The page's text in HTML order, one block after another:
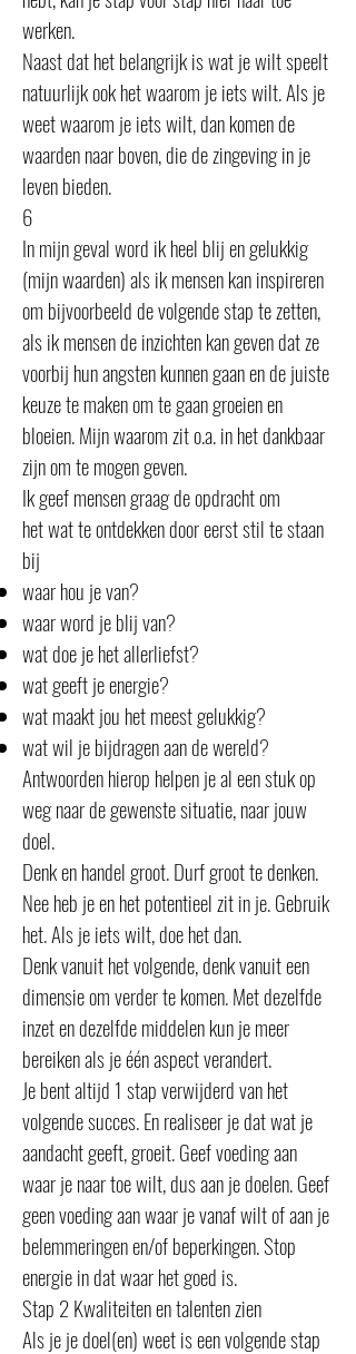
werken.
Naast dat het belangrijk is wat je wilt speelt
natuurlijk ook het waarom je iets wilt. Als je
weet waarom je iets wilt, dan komen de
waarden naar boven, die de zingeving in je
leven bieden.
6
In mijn geval word ik heel blij en gelukkig
(mijn waarden) als ik mensen kan inspireren
om bijvoorbeeld de volgende stap te zetten,
als ik mensen de inzichten kan geven dat ze
voorbij hun angsten kunnen gaan en de juiste
keuze te maken om te gaan groeien en
bloeien. Mijn waarom zit o.a. in het dankbaar
zijn om te mogen geven.
Ik geef mensen graag de opdracht om
het wat te ontdekken door eerst stil te staan
bij
waar hou je van?
waar word je blij van?
wat doe je het allerliefst?
wat geeft je energie?
wat maakt jou het meest gelukkig?
wat wil je bijdragen aan de wereld?
Antwoorden hierop helpen je al een stuk op
weg naar de gewenste situatie, naar jouw
doel.
Denk en handel groot. Durf groot te denken.
Nee heb je en het potentieel zit in je. Gebruik
het. Als je iets wilt, doe het dan.
Denk vanuit het volgende, denk vanuit een
dimensie om verder te komen. Met dezelfde
inzet en dezelfde middelen kun je meer
bereiken als je één aspect verandert.
Je bent altijd 1 stap verwijderd van het
volgende succes. En realiseer je dat wat je
aandacht geeft, groeit. Geef voeding aan
waar je naar toe wilt, dus aan je doelen. Geef
geen voeding aan waar je vanaf wilt of aan je
belemmeringen en/of beperkingen. Stop
energie in dat waar het goed is.
Stap 2 Kwaliteiten en talenten zien
Als je je doel(en) weet is een volgende stap